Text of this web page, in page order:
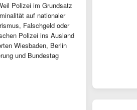
Polizei im Grundsatz
auf nationaler
Falschgeld oder
Polizei ins Ausland
Wiesbaden, Berlin
und Bundestag